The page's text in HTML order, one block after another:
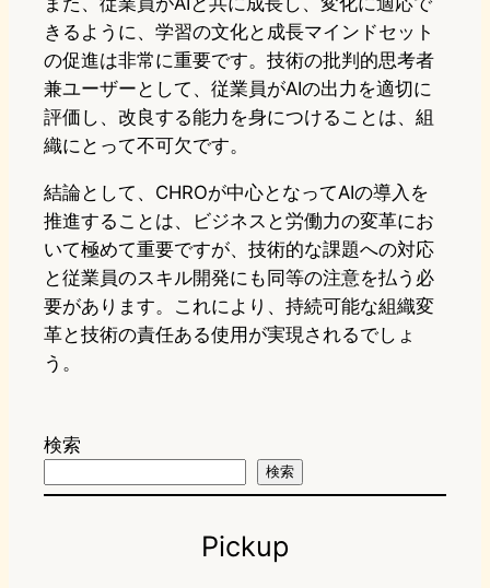
きるように、学習の文化と成長マインドセット
の促進は非常に重要です。技術の批判的思考者
兼ユーザーとして、従業員がAIの出力を適切に
評価し、改良する能力を身につけることは、組
織にとって不可欠です。
結論として、CHROが中心となってAIの導入を
推進することは、ビジネスと労働力の変革にお
いて極めて重要ですが、技術的な課題への対応
と従業員のスキル開発にも同等の注意を払う必
要があります。これにより、持続可能な組織変
革と技術の責任ある使用が実現されるでしょ
う。
検索
検索
Pickup